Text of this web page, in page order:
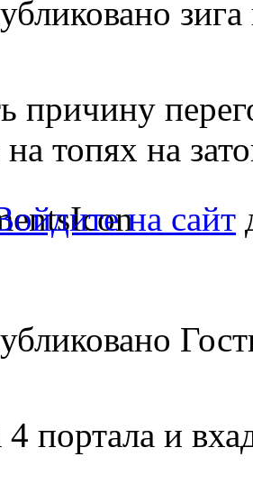
причину
на топях на
на сайт
портала и